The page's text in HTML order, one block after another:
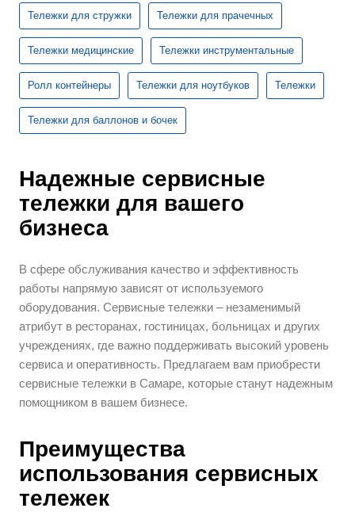
Тележки для стружки Тележки для прачечных
Тележки медицинские Тележки инструментальные
Ролл контейнеры Тележки для ноутбуков Тележки
Тележки для баллонов и бочек
Надежные сервисные
тележки для вашего
бизнеса
В сфере обслуживания качество и эффективность
работы напрямую зависят от используемого
оборудования. Сервисные тележки – незаменимый
атрибут в ресторанах, гостиницах, больницах и других
учреждениях, где важно поддерживать высокий уровень
сервиса и оперативность. Предлагаем вам приобрести
сервисные тележки в Самаре, которые станут надежным
помощником в вашем бизнесе.
Преимущества
использования сервисных
тележек